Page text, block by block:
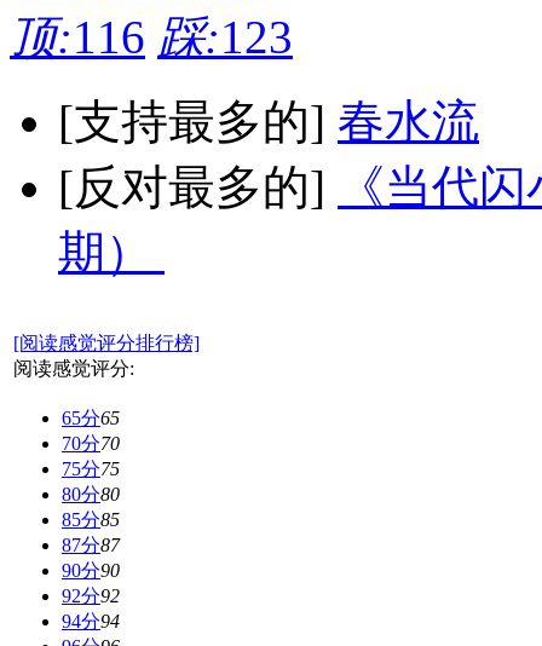
顶:116 踩:123
[支持最多的] 春水流
[反对最多的]
《当代
期）
[阅读感觉评分排行榜]
阅读感觉评分:
65分65
70分70
75分75
80分80
85分85
87分87
90分90
92分92
94分94